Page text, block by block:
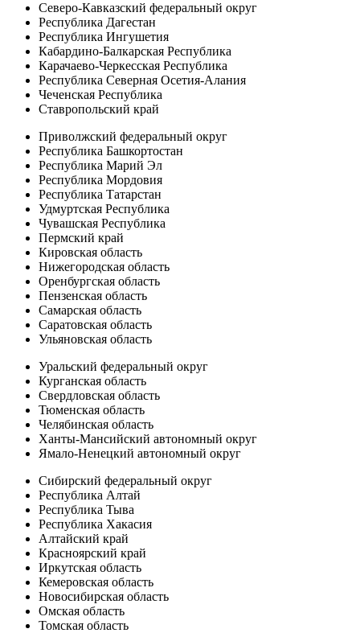
Северо-Кавказский федеральный округ
Республика Дагестан
Республика Ингушетия
Кабардино-Балкарская Республика
Карачаево-Черкесская Республика
Республика Северная Осетия-Алания
Чеченская Республика
Ставропольский край
Приволжский федеральный округ
Республика Башкортостан
Республика Марий Эл
Республика Мордовия
Республика Татарстан
Удмуртская Республика
Чувашская Республика
Пермский край
Кировская область
Нижегородская область
Оренбургская область
Пензенская область
Самарская область
Саратовская область
Ульяновская область
Уральский федеральный округ
Курганская область
Свердловская область
Тюменская область
Челябинская область
Ханты-Мансийский автономный округ
Ямало-Ненецкий автономный округ
Сибирский федеральный округ
Республика Алтай
Республика Тыва
Республика Хакасия
Алтайский край
Красноярский край
Иркутская область
Кемеровская область
Новосибирская область
Омская область
Томская область